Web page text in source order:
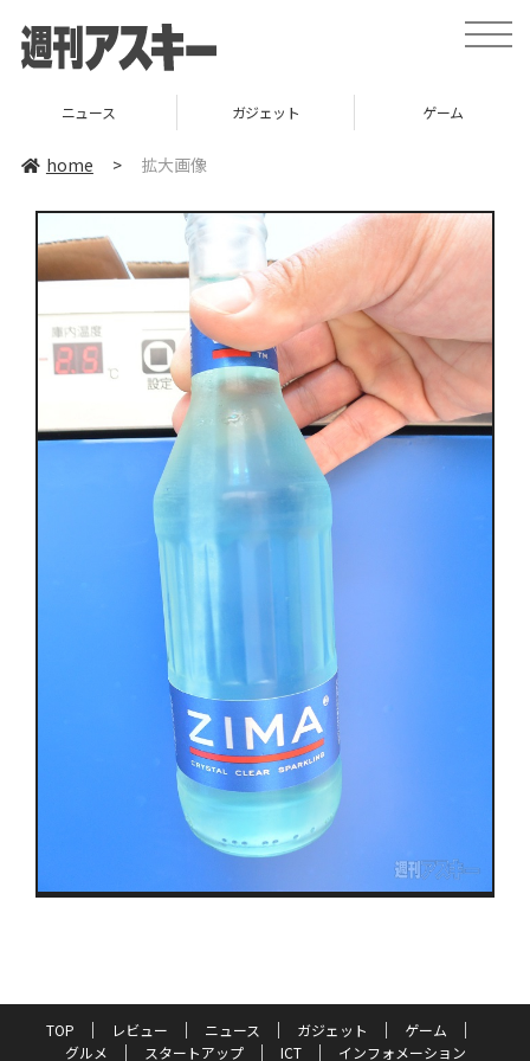
toggle
ニュース ガジェット ゲーム
home > 拡大画像
TOP レビュー ニュース ガジェット
ゲーム
グルメ
スタートアップ ICT インフォメーション